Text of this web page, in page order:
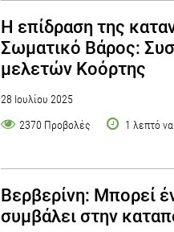
Η επίδραση της
Σωματικό Βάρος:
μελετών Κοόρτης
28 Ιουλίου 2025
2370 Προβολές
1 λεπτό
Βερβερίνη: Μπορεί
συμβάλει στην